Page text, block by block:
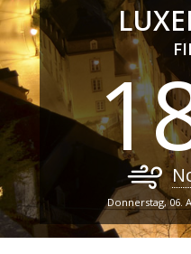
Donnerstag, 06.